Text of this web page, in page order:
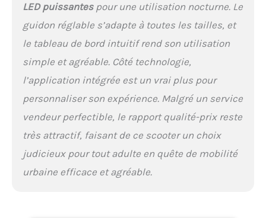
électrique à votre
smartphone, ce qui vous
permet de contrôler
complètement les
paramètres tels que les
changements de vitesse,
les feux de commutation,
le déverrouillage ou le
verrouillage de votre
scooter et peut vérifier
automatiquement la
la batterie. Vous pouvez
voir la vitesse, le mode et
LED puissantespour une utilisation nocturne. Le
guidon réglable s’adapte à toutes les tailles, et
le tableau de bord intuitif rend son utilisation
simple et agréable. Côté technologie,
l’application intégrée est un vrai plus pour
personnaliser son expérience. Malgré un service
vendeur perfectible, le rapport qualité-prix reste
très attractif, faisant de ce scooter un choix
judicieux pour tout adulte en quête de mobilité
urbaine efficace et agréable.